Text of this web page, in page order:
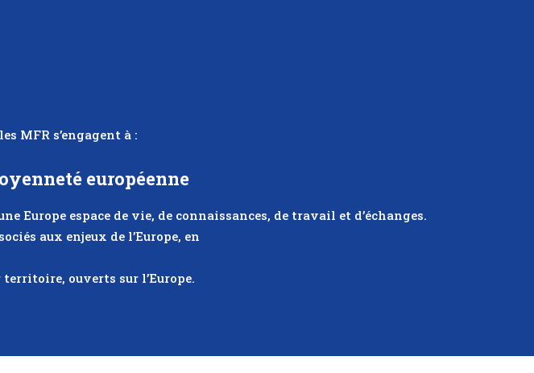
MFR s’engagent à :
européenne
espace de vie, de connaissances, de travail et d’échanges.
aux enjeux de l’Europe, en
territoire, ouverts sur l’Europe.